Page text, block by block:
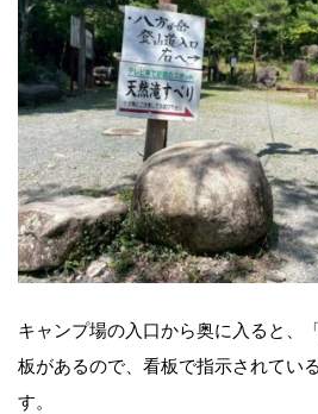
キャンプ場の入口から奥に入ると、
板があるので、看板で指示されてい
す。